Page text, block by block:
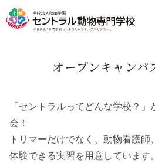
オープンキャンパ
「セントラルってどんな学校？
会！
トリマーだけでなく、動物看護
体験できる実習を用意しています。